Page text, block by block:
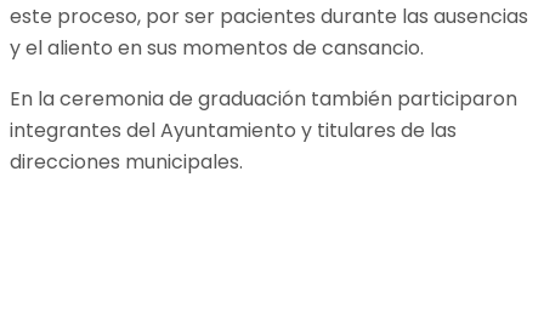
este proceso, por ser pacientes durante las ausencias
y el aliento en sus momentos de cansancio.
En la ceremonia de graduación también participaron
integrantes del Ayuntamiento y titulares de las
direcciones municipales.